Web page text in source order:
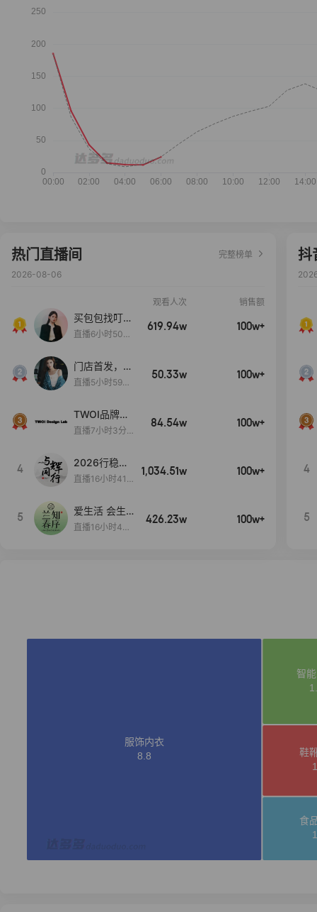
热门直播间
完整榜单
2026-08-06
观看人次 销售额
买包包找叮
当,一折购！
直播6小时50分
619.94w 100w+
门店首发，秋
款大上新！！
直播5小时59分
50.33w 100w+
TWOI品牌直
播间新款上
直播7小时3分5
84.54w 100w+
4
2026行稳致
远
直播16小时41
1,034.51w 100w+
5
爱生活 会生
活
直播16小时45
426.23w 100w+
抖
4
5